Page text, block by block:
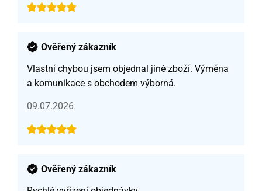
Ověřený zákazník
Vlastní chybou jsem objednal jiné zboží. Výměna
a komunikace s obchodem výborná.
09.07.2026
Ověřený zákazník